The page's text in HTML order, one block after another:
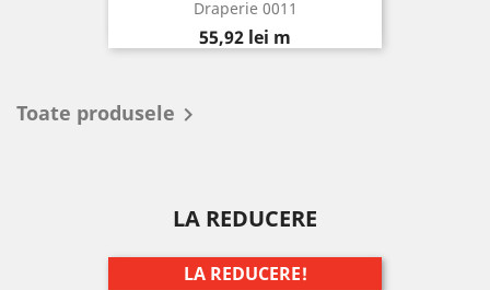
Draperie 0011
Pret
55,92 lei m
Toate produsele 
LA REDUCERE
LA REDUCERE!